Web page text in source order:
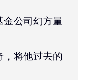
金公司幻方量
，将他过去的